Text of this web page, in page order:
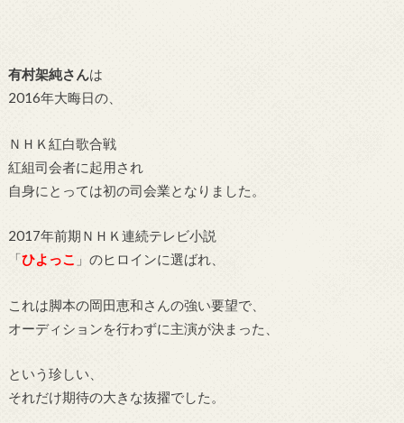
有村架純さんは
2016年大晦日の、
ＮＨＫ紅白歌合戦
紅組司会者に起用され
自身にとっては初の司会業となりました。
2017年前期ＮＨＫ連続テレビ小説
「ひよっこ 」のヒロインに選ばれ、
これは脚本の岡田恵和さんの強い要望で、
オーディションを行わずに主演が決まった、
という珍しい、
それだけ期待の大きな抜擢でした。